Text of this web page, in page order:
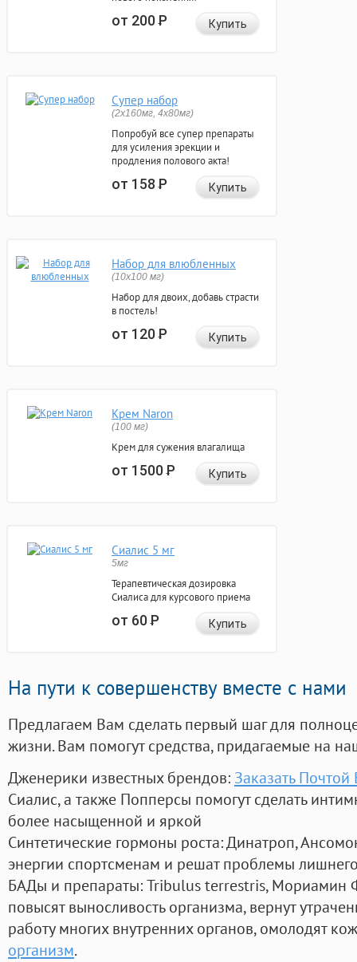
от 200Р Купить
Супер набор
(2х160мг, 4х80мг)
Попробуй все супер препараты
для усиления эрекции и
продления полового акта!
от 158Р Купить
Набор для влюбленных
(10х100 мг)
Набор для двоих, добавь страсти
в постель!
от 120Р Купить
Крем Naron
(100 мг)
Крем для сужения влагалища
от 1500Р Купить
Сиалис 5 мг
5мг
Терапевтическая дозировка
Сиалиса для курсового приема
от 60Р Купить
На пути к совершенству вместе с нами
Предлагаем Вам сделать первый шаг для
жизни. Вам помогут средства, придагаемые на
Дженерики известных брендов: Заказать Почтой
Сиалис, а также Попперсы помогут сделать
более насыщенной и яркой
Синтетические гормоны роста: Динатроп,
энергии спортсменам и решат проблемы
БАДы и препараты:Tribulus terrestris, Мориамин
повысят выносливость организма, вернут
работу многих внутренних органов, омолодят
организм.